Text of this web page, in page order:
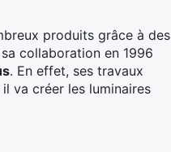
produits grâce à des
collaboration en 1996
. En effet, ses travaux
va créer les luminaires